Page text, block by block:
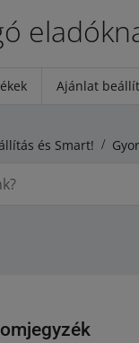
Ajánlat
és Smart!